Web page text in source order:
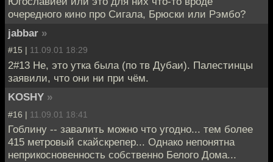
очередного кино про Сигала, Брюски или Рэмбо?
jabbar »
#15 | 11.09.01 18:29
2#13 Не, это утка была (по тв Дубаи). Палестинцы
заявили, что они ни при чём.
KOSHY »
#16 | 11.09.01 18:41
Гоблину -- завалить можно что угодно... тем более
415 метровый скайскрепер... Однако непонятна
неприкосновенность собственно Белого Дома...